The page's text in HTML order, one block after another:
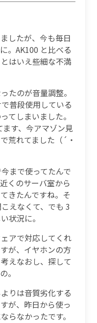
したが、今も毎日
。AK100 と比べる
はいえ些細な不満
たのが音量調整。
普段使用している
てしまいました。
ます、今アマゾン見
荒れてました（´・
まで使ってたんで
くのサーバ室から
きたんですね。そ
えなくて、でも 3
状況に。
アで対応してくれ
が、イヤホンの方
えなおし、探して
。
りは音質劣化する
が、昨日から使っ
らなかったです。